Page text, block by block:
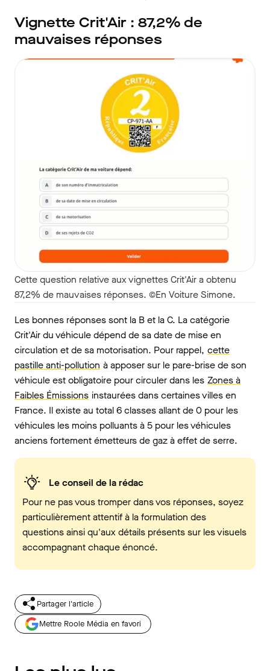
Vignette Crit'Air : 87,2% de
mauvaises réponses
Cette question relative aux vignettes Crit'Air a obtenu
87,2% de mauvaises réponses. ©En Voiture Simone.
Les bonnes réponses sont la B et la C. La catégorie
Crit'Air du véhicule dépend de sa date de mise en
circulation et de sa motorisation. Pour rappel, cette
pastille anti-pollution à apposer sur le pare-brise de son
véhicule est obligatoire pour circuler dans les Zones à
Faibles Émissions instaurées dans certaines villes en
France. Il existe au total 6 classes allant de 0 pour les
véhicules les moins polluants à 5 pour les véhicules
anciens fortement émetteurs de gaz à effet de serre.
Le conseil de la rédac
Pour ne pas vous tromper dans vos réponses, soyez
particulièrement attentif à la formulation des
questions ainsi qu'aux détails présents sur les visuels
accompagnant chaque énoncé.
Partager l'article
Mettre Roole Média en favori